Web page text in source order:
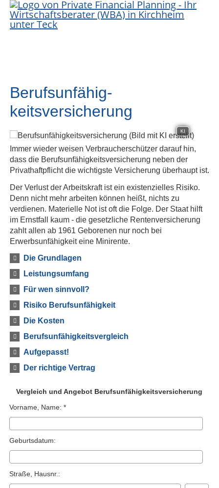
Berufs­unfähig­
keitsversicherung
KI
Immer wieder weisen Verbraucherschützer darauf hin,
dass die Berufs­unfähig­keitsversicherung neben der
Privathaftpflicht die wichtigste Versicherung überhaupt ist.
Der Verlust der Arbeitskraft ist ein existenzielles Risiko.
Denn nicht mehr arbeiten können heißt, nichts zu
verdienen. Materielle Not ist oft die Folge. Der Staat hilft
im Ernstfall kaum - die gesetzliche Rentenversicherung
zahlt allen ab 1961 Geborenen nur noch bei
Erwerbsunfähigkeit eine Minirente.
Die Grundlagen
Leistungsumfang
Für wen sinnvoll?
Risiko Berufs­unfähig­keit
Die Kosten
Berufs­unfähig­keitsvergleich
Aufgepasst!
Der richtige Vertrag
Vergleich und Angebot Berufs­unfähig­keitsversicherung
Vorname, Name: *
Geburts­datum:
Straße, Hausnr.: